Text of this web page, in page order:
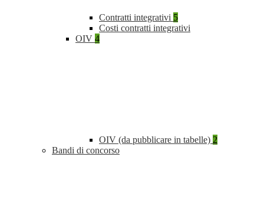
Contratti integrativi 5
Costi contratti integrativi
OIV 4
OIV (da pubblicare in tabelle) 2
Bandi di concorso